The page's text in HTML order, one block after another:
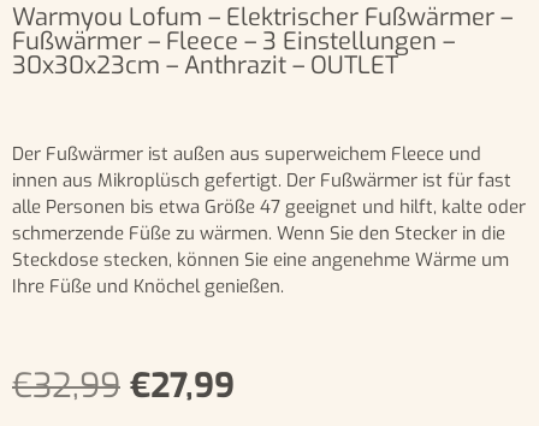
Warmyou Lofum – Elektrischer Fußwärmer –
Fußwärmer – Fleece – 3 Einstellungen –
30x30x23cm – Anthrazit – OUTLET
Der Fußwärmer ist außen aus superweichem Fleece und
innen aus Mikroplüsch gefertigt. Der Fußwärmer ist für fast
alle Personen bis etwa Größe 47 geeignet und hilft, kalte oder
schmerzende Füße zu wärmen. Wenn Sie den Stecker in die
Steckdose stecken, können Sie eine angenehme Wärme um
Ihre Füße und Knöchel genießen.
€32,99 €27,99